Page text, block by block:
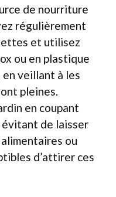
de nourriture
régulièrement
et utilisez
ou en plastique
en veillant à les
pleines.
en coupant
évitant de laisser
ou
d’attirer ces